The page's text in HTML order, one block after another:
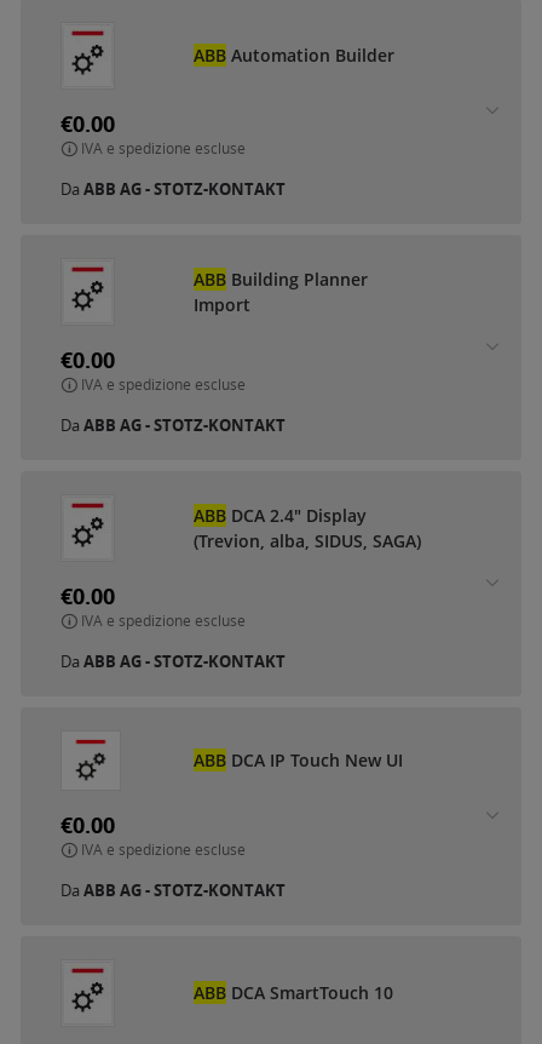
ABB Automation Builder
€0.00
IVA e spedizione escluse
Da ABB AG - STOTZ-KONTAKT
ABB Building Planner
Import
€0.00
IVA e spedizione escluse
Da ABB AG - STOTZ-KONTAKT
ABB DCA 2.4" Display
(Trevion, alba, SIDUS, SAGA)
€0.00
IVA e spedizione escluse
Da ABB AG - STOTZ-KONTAKT
ABB DCA IP Touch New UI
€0.00
IVA e spedizione escluse
Da ABB AG - STOTZ-KONTAKT
ABB DCA SmartTouch 10